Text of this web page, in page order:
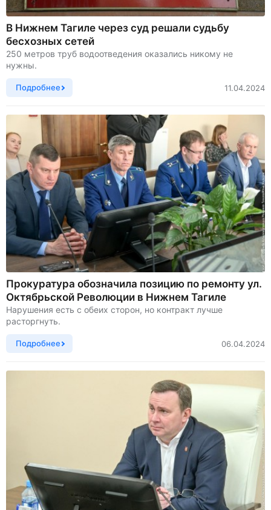
В Нижнем Тагиле через суд решали судьбу
бесхозных сетей
250 метров труб водоотведения оказались никому не
нужны.
Подробнее 11.04.2024
Прокуратура обозначила позицию по ремонту ул.
Октябрьской Революции в Нижнем Тагиле
Нарушения есть с обеих сторон, но контракт лучше
расторгнуть.
Подробнее 06.04.2024